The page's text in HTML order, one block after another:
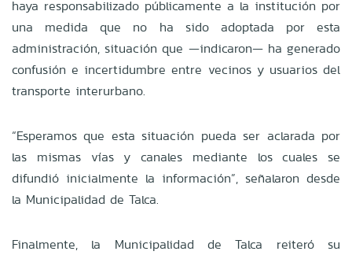
haya responsabilizado públicamente a la institución por
una medida que no ha sido adoptada por esta
administración, situación que —indicaron— ha generado
confusión e incertidumbre entre vecinos y usuarios del
transporte interurbano.
“Esperamos que esta situación pueda ser aclarada por
las mismas vías y canales mediante los cuales se
difundió inicialmente la información”, señalaron desde
la Municipalidad de Talca.
Finalmente, la Municipalidad de Talca reiteró su